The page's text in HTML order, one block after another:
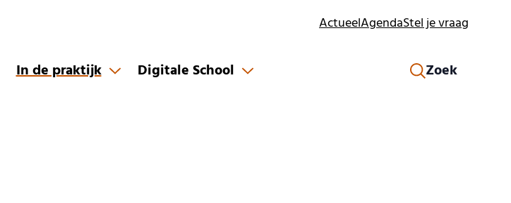
ActueelAgendaStel je vraag
In de praktijk Digitale School Zoek